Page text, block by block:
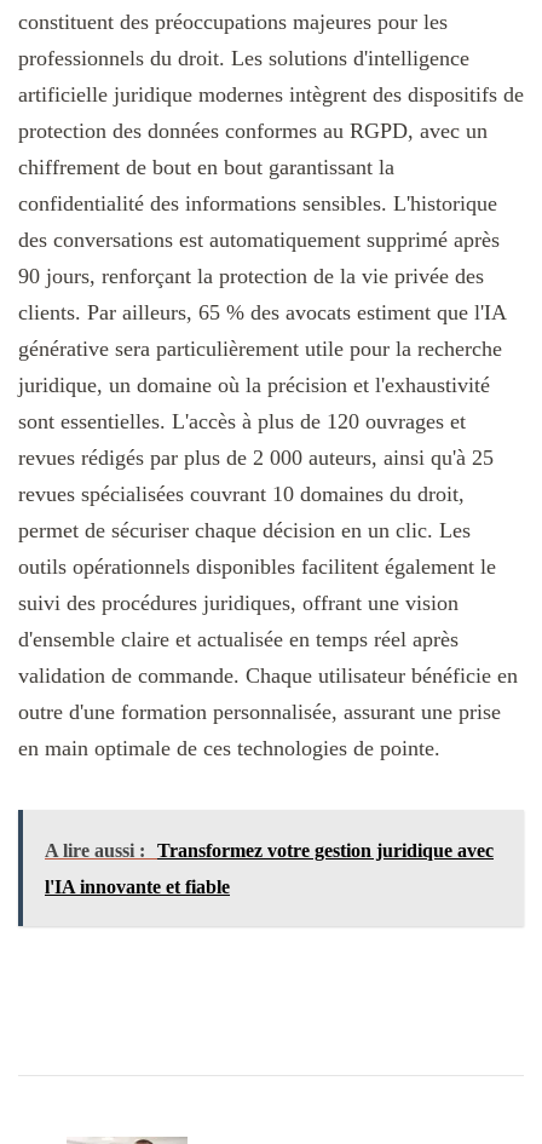
constituent des préoccupations majeures pour les
professionnels du droit. Les solutions d'intelligence
artificielle juridique modernes intègrent des dispositifs de
protection des données conformes au RGPD, avec un
chiffrement de bout en bout garantissant la
confidentialité des informations sensibles. L'historique
des conversations est automatiquement supprimé après
90 jours, renforçant la protection de la vie privée des
clients. Par ailleurs, 65 % des avocats estiment que l'IA
générative sera particulièrement utile pour la recherche
juridique, un domaine où la précision et l'exhaustivité
sont essentielles. L'accès à plus de 120 ouvrages et
revues rédigés par plus de 2 000 auteurs, ainsi qu'à 25
revues spécialisées couvrant 10 domaines du droit,
permet de sécuriser chaque décision en un clic. Les
outils opérationnels disponibles facilitent également le
suivi des procédures juridiques, offrant une vision
d'ensemble claire et actualisée en temps réel après
validation de commande. Chaque utilisateur bénéficie en
outre d'une formation personnalisée, assurant une prise
en main optimale de ces technologies de pointe.
A lire aussi :
Transformez votre gestion juridique avec
l'IA innovante et fiable
d'article